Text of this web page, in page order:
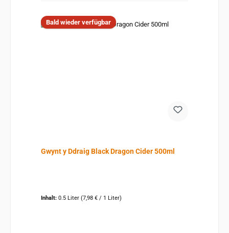
Bald wieder verfügbar
Gwynt y Ddraig Black Dragon Cider 500ml
Inhalt: 0.5 Liter (7,98 € / 1 Liter)